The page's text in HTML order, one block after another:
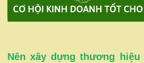
Nên xây dựng thương